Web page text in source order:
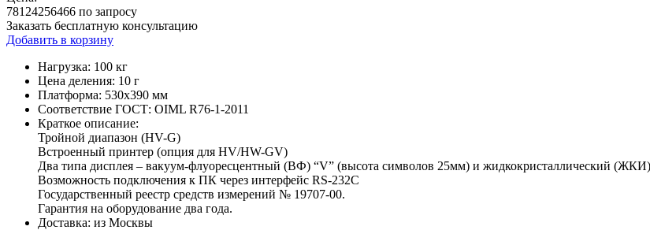
78124256466 по запросу
Заказать бесплатную консультацию
Добавить в корзину
Нагрузка: 100 кг
Цена деления: 10 г
Платформа: 530х390 мм
Соответствие ГОСТ: OIML R76-1-2011
Краткое описание:
Тройной диапазон (HV-G)
Встроенный принтер (опция для HV/HW-GV)
Два типа дисплея – вакуум-флуоресцентный (ВФ) “V” (высота символов 25мм) и жидкокристаллический
Возможность подключения к ПК через интерфейс RS-232C
Государственный реестр средств измерений № 19707-00.
Гарантия на оборудование два года.
Доставка: из Москвы